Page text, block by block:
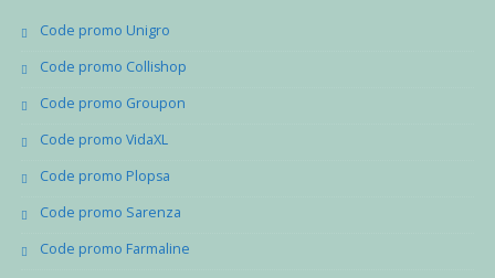
Code promo Unigro
Code promo Collishop
Code promo Groupon
Code promo VidaXL
Code promo Plopsa
Code promo Sarenza
Code promo Farmaline